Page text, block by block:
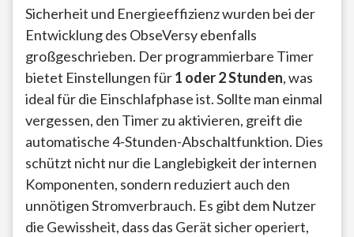
Sicherheit und Energieeffizienz wurden bei der
Entwicklung des ObseVersy ebenfalls
großgeschrieben. Der programmierbare Timer
bietet Einstellungen für1 oder 2 Stunden, was
ideal für die Einschlafphase ist. Sollte man einmal
vergessen, den Timer zu aktivieren, greift die
automatische 4-Stunden-Abschaltfunktion. Dies
schützt nicht nur die Langlebigkeit der internen
Komponenten, sondern reduziert auch den
unnötigen Stromverbrauch. Es gibt dem Nutzer
die Gewissheit, dass das Gerät sicher operiert,